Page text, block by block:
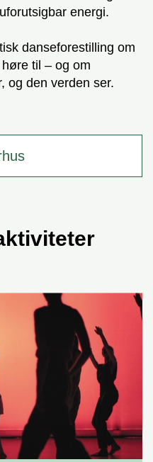
energi.
danseforestilling om
til – og om
og den verden ser.